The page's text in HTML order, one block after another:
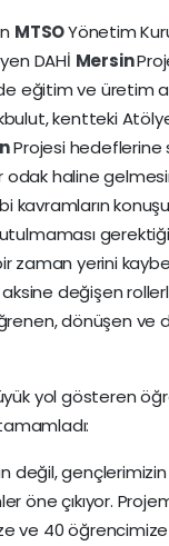
MTSOYönetim
DAHİ Mersin
eğitim ve üretim
kentteki
Projesi hedeflerine
haline
kavramların
zaman yerini
değişen
dönüşen ve
yol gösteren
değil,
öne çıkıyor.
ve 40